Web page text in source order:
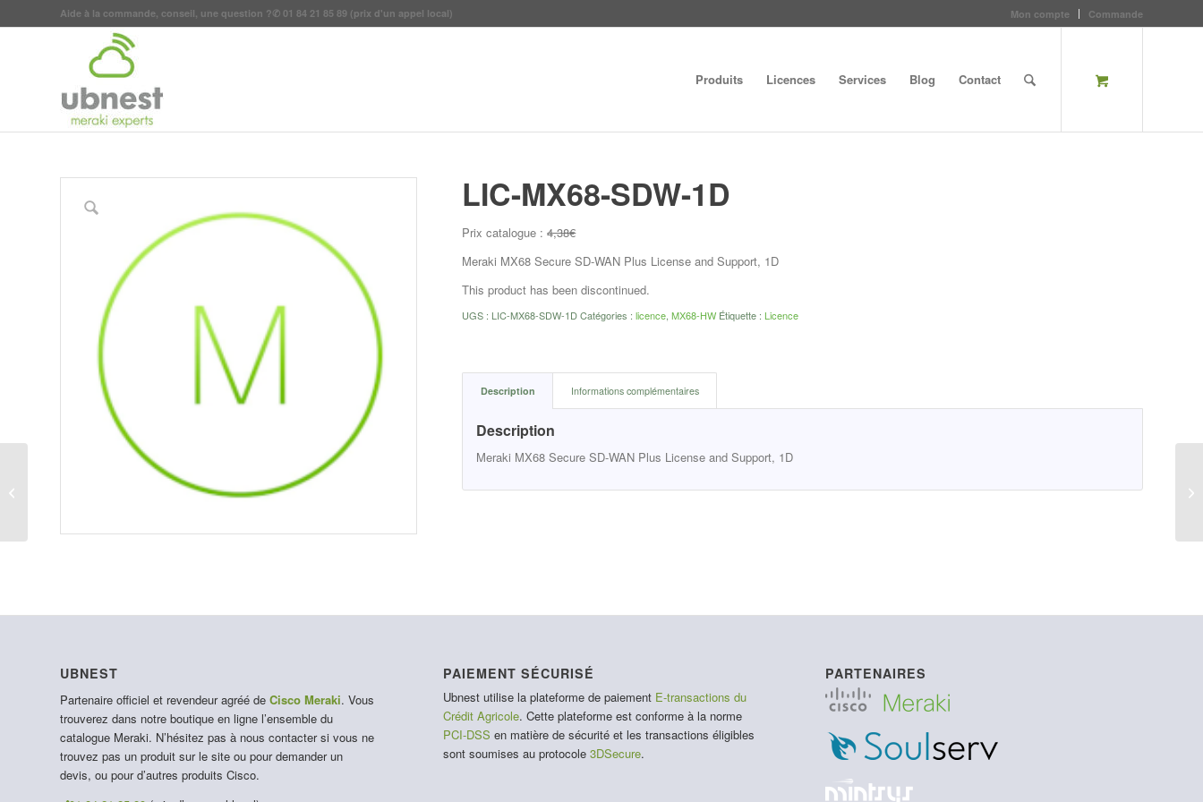
Mon compte Commande
Aide à la commande, conseil, une question ?✆ 01 84 21 85 89 (prix d'un appel local)
Produits Licences Services Blog Contact
LIC-MX68-SDW-1D
Prix catalogue :4,38€
Meraki MX68 Secure SD-WAN Plus License and Support, 1D
This product has been discontinued.
UGS : LIC-MX68-SDW-1D Catégories :licence ,MX68-HW Étiquette : Licence
Description Informations complémentaires
Description
Meraki MX68 Secure SD-WAN Plus License and Support, 1D
UBNEST
Partenaire officiel et revendeur agréé de Cisco Meraki. Vous
trouverez dans notre boutique en ligne l’ensemble du
catalogue Meraki. N’hésitez pas à nous contacter si vous ne
trouvez pas un produit sur le site ou pour demander un
devis, ou pour d’autres produits Cisco.
PAIEMENT SÉCURISÉ
Ubnest utilise la plateforme de paiement E-transactions du
Crédit Agricole. Cette plateforme est conforme à la norme
PCI-DSS en matière de sécurité et les transactions éligibles
sont soumises au protocole 3DSecure.
PARTENAIRES